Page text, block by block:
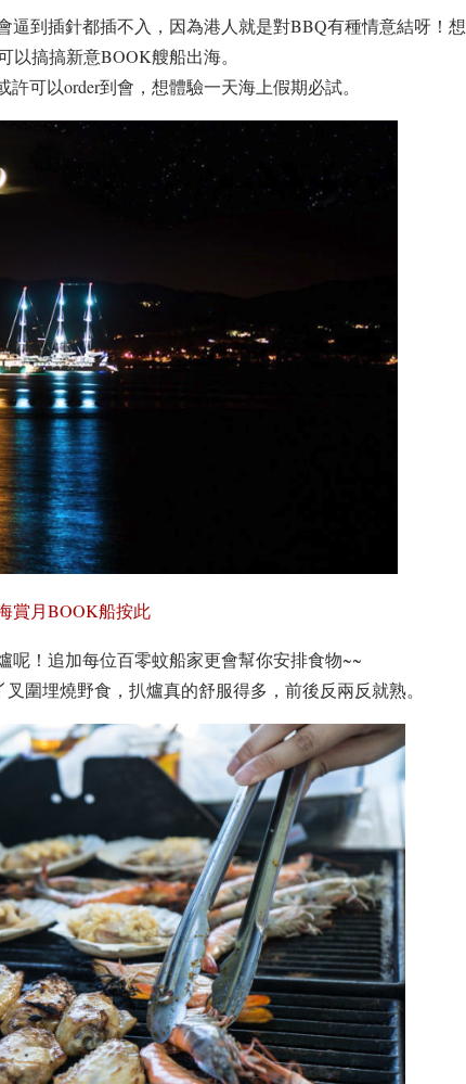
到插針都插不入，因為港人就是對BBQ有種情意結呀！想
以搞搞新意BOOK艘船出海。
可以order到會，想體驗一天海上假期必試。
賞月BOOK船按此
呢！追加每位百零蚊船家更會幫你安排食物~~
圍埋燒野食，扒爐真的舒服得多，前後反兩反就熟。